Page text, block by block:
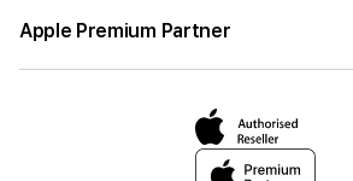
Apple Premium Partner